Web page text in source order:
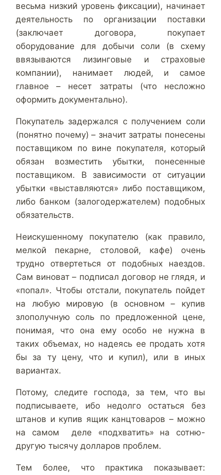
весьма низкий уровень фиксации), начинает
деятельность по организации поставки
(заключает договора, покупает
оборудование для добычи соли (в схему
ввязываются лизинговые и страховые
компании), нанимает людей, и самое
главное – несет затраты (что несложно
оформить документально).
Покупатель задержался с получением соли
(понятно почему) – значит затраты понесены
поставщиком по вине покупателя, который
обязан возместить убытки, понесенные
поставщиком. В зависимости от ситуации
убытки «выставляются» либо поставщиком,
либо банком (залогодержателем) подобных
обязательств.
Неискушенному покупателю (как правило,
мелкой пекарне, столовой, кафе) очень
трудно отвертеться от подобных наездов.
Сам виноват – подписал договор не глядя, и
«попал». Чтобы отстали, покупатель пойдет
на любую мировую (в основном – купив
злополучную соль по предложенной цене,
понимая, что она ему особо не нужна в
таких объемах, но надеясь ее продать хотя
бы за ту цену, что и купил), или в иных
вариантах.
Потому, следите господа, за тем, что вы
подписываете, ибо недолго остаться без
штанов и купив ящик канцтоваров – можно
на самом деле «подхватить» на сотню-
другую тысячу долларов проблем.
Тем более, что практика показывает: